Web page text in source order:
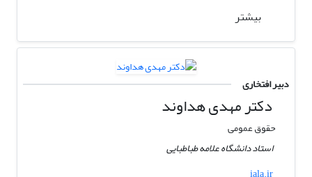
بیشتر
دبیر افتخاری
دکتر مهدی هداوند
حقوق عمومی
استاد دانشگاه علامه طباطبایی